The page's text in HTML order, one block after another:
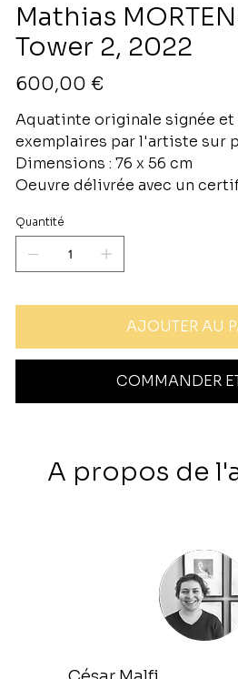
A propos de
Mathias
Tower 2, 2022
Prix
600,00 €
Aquatinte originale signée
exemplaires par l'artiste sur
Dimensions : 76 x 56 cm
Oeuvre délivrée avec un
Quantité
AJOUTER AU
COMMANDER